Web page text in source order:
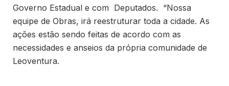
Governo Estadual e com Deputados. “Nossa
equipe de Obras, irá reestruturar toda a cidade. As
ações estão sendo feitas de acordo com as
necessidades e anseios da própria comunidade de
Leoventura.